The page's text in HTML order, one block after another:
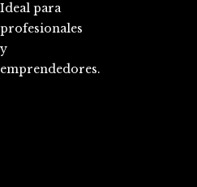
Ideal para
profesionales
y
emprendedores.